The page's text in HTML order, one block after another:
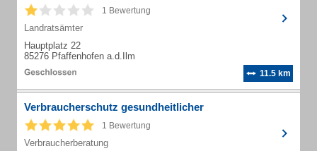
1 Bewertung
Landratsämter
Hauptplatz 22
85276 Pfaffenhofen a.d.Ilm
11.5 km
Verbraucherschutz gesundheitlicher
1 Bewertung
Verbraucherberatung